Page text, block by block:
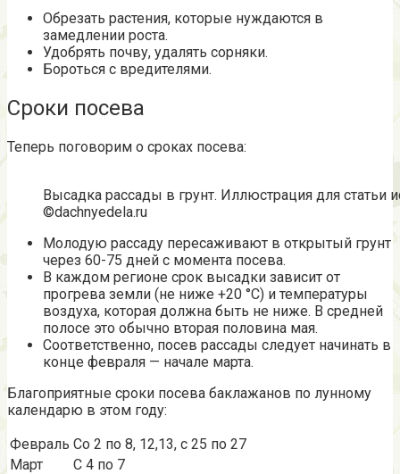
Обрезать растения, которые нуждаются в
замедлении роста.
Удобрять почву, удалять сорняки.
Бороться с вредителями.
Сроки посева
Теперь поговорим о сроках посева:
Высадка рассады в грунт. Иллюстрация для статьи
©dachnyedela.ru
Молодую рассаду пересаживают в открытый грунт
через 60-75 дней с момента посева.
В каждом регионе срок высадки зависит от
прогрева земли (не ниже +20 °С) и температуры
воздуха, которая должна быть не ниже. В средней
полосе это обычно вторая половина мая.
Соответственно, посев рассады следует начинать в
конце февраля — начале марта.
Благоприятные сроки посева баклажанов по лунному
календарю в этом году:
Февраль Со 2 по 8, 12,13, с 25 по 27
Март
С 4 по 7